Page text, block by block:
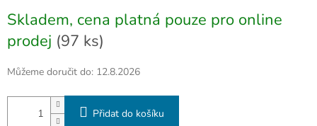
Skladem, cena platná pouze pro online
prodej (97 ks)
Můžeme doručit do: 12.8.2026
Přidat do košíku